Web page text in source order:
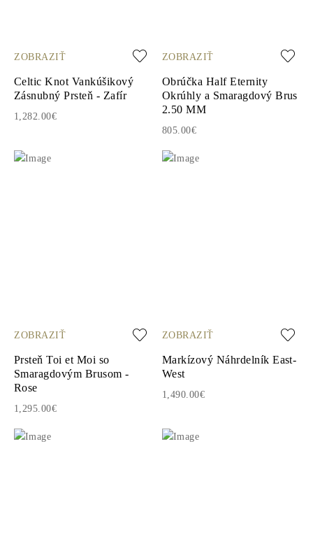
ZOBRAZIŤ
Celtic Knot Vankúšikový
Zásnubný Prsteň - Zafír
1,282.00€
ZOBRAZIŤ
Obrúčka Half Eternity
Okrúhly a Smaragdový Brus
2.50 MM
805.00€
ZOBRAZIŤ
Prsteň Toi et Moi so
Smaragdovým Brusom -
Rose
1,295.00€
ZOBRAZIŤ
Markízový Náhrdelník East-
West
1,490.00€